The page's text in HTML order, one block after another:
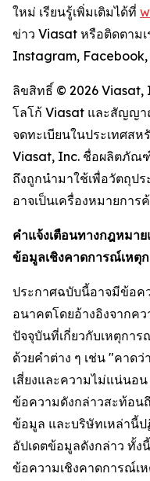
ใหม่ เรียนรู้เพิ่มเติมได้ที่
ข่าว Viasat หรือติดตาม
Instagram, Facebook,
ลิขสิทธิ์ © 2026 Viasat,
โลโก้ Viasat และสัญญา
จดทะเบียนในประเทศสห
Viasat, Inc. ชื่อผลิตภัณ
ถึงถูกนำมาใช้เพื่อวัตถุป
อาจเป็นเครื่องหมายการ
คำแจ้งเตือนทางกฎหมา
ข้อมูลเชิงคาดการณ์เหตุ
ประกาศฉบับนี้อาจมีข้อค
อนาคตโดยอ้างอิงจากค
ปัจจุบันที่เกี่ยวกับเหตุกา
ด้วยคำต่าง ๆ เช่น "คาด
เสี่ยงและความไม่แน่นอ
ข้อความดังกล่าวสะท้อน
ข้อมูล และบริษัทเหล่านี้ป
อัปเดตข้อมูลดังกล่าว ทั้ง
ข้อความเชิงคาดการณ์เ